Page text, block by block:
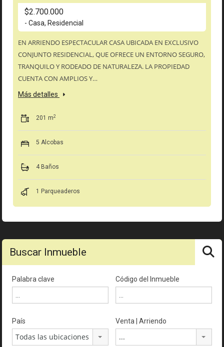
$2.700.000
- Casa, Residencial
EN ARRIENDO ESPECTACULAR CASA UBICADA EN EXCLUSIVO
CONJUNTO RESIDENCIAL, QUE OFRECE UN ENTORNO SEGURO,
TRANQUILO Y RODEADO DE NATURALEZA. LA PROPIEDAD
CUENTA CON AMPLIOS Y…
Más detalles
201 m2
5 Alcobas
4 Baños
1 Parqueaderos
Buscar Inmueble
Palabra clave Código del Inmueble
País
Todas las ubicaciones
Venta | Arriendo
...